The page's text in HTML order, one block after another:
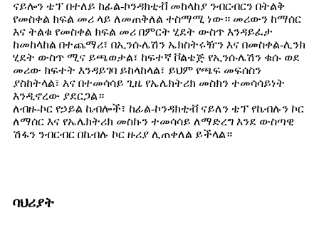
ናይሎን ቴፕ በተለይ ከፊል-ኮንዳክቲቭ መከላከያ ንብርብርን በትልቅ
የመስቀል ክፍል መሪ ላይ ለመጠቅለል ተስማሚ ነው። መሪውን ከማሰር
እና ትልቁ የመስቀል ክፍል መሪ በምርት ሂደት ውስጥ እንዳይፈታ
ከመከላከል በተጨማሪ፣ በኢንሱሌሽን ኤክስትሩዥን እና በመስቀል-ሊንክ
ሂደት ውስጥ ሚና ይጫወታል፣ ከፍተኛ ቮልቴጅ የኢንሱሌሽን ቁሱ ወደ
መሪው ክፍተት እንዳይገባ ይከላከላል፣ ይህም የጫፍ መፍሰስን
ያስከትላል፣ እና በተመሳሳይ ጊዜ የኤሌክትሪክ መስክን ተመሳሳይነት
እንዲኖረው ያደርጋል።
ለብዙ-ኮር የኃይል ኬብሎች፣ ከፊል-ኮንዳክቲቭ ናይለን ቴፕ የኬብሉን ኮር
ለማሰር እና የኤሌክትሪክ መስኩን ተመሳሳይ ለማድረግ እንደ ውስጣዊ
ሽፋን ንብርብር በኬብሉ ኮር ዙሪያ ሊጠቀለል ይችላል።
ባህሪያት